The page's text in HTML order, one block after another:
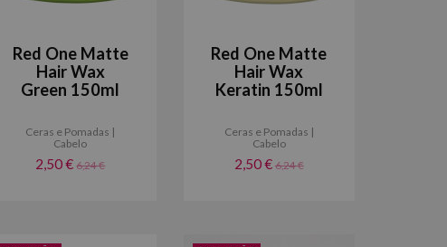
Red One Matte
Hair Wax
Green 150ml
Ceras e Pomadas |
Cabelo
2,50 €6,24 €
Red One Matte
Hair Wax
Keratin 150ml
Ceras e Pomadas |
Cabelo
2,50 € 6,24 €